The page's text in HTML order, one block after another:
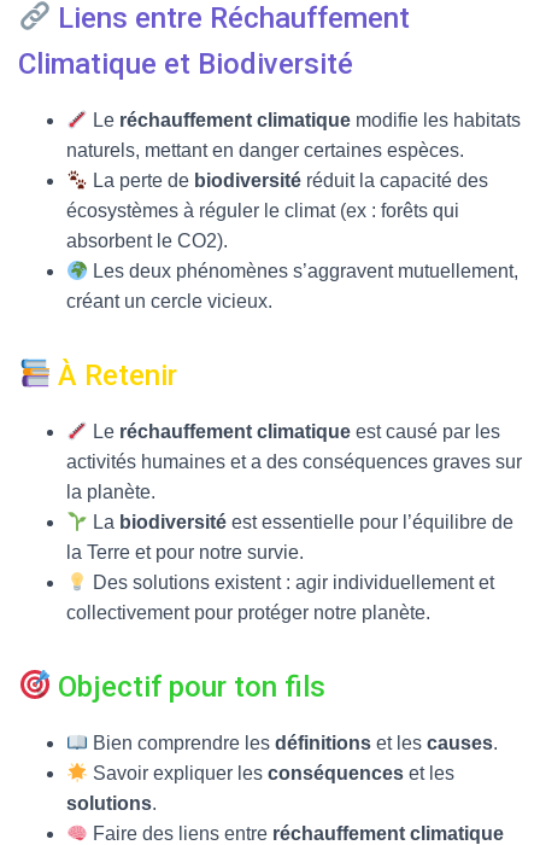
Liens entre Réchauffement
Climatique et Biodiversité
Le réchauffement climatique modifie les habitats
naturels, mettant en danger certaines espèces.
La perte de biodiversité réduit la capacité des
écosystèmes à réguler le climat (ex : forêts qui
absorbent le CO2).
Les deux phénomènes s’aggravent mutuellement,
créant un cercle vicieux.
À Retenir
Le réchauffement climatique est causé par les
activités humaines et a des conséquences graves sur
la planète.
La biodiversité est essentielle pour l’équilibre de
la Terre et pour notre survie.
Des solutions existent : agir individuellement et
collectivement pour protéger notre planète.
Objectif pour ton fils
Bien comprendre lesdéfinitions et lescauses.
Savoir expliquer lesconséquences et les
solutions.
Faire des liens entre réchauffement climatique